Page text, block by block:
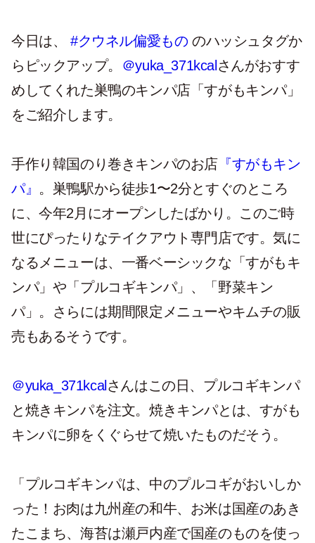
今日は、 #クウネル偏愛もの のハッシュタグか
らピックアップ。 ＠yuka_371kcal さんがおすす
めしてくれた巣鴨のキンパ店「すがもキンパ」
をご紹介します。
手作り韓国のり巻きキンパのお店 『すがもキン
パ』 。巣鴨駅から徒歩1〜2分とすぐのところ
に、今年2月にオープンしたばかり。このご時
世にぴったりなテイクアウト専門店です。気に
なるメニューは、一番ベーシックな「すがもキ
ンパ」や「プルコギキンパ」、「野菜キン
パ」。さらには期間限定メニューやキムチの販
売もあるそうです。
＠yuka_371kcal さんはこの日、プルコギキンパ
と焼きキンパを注文。焼きキンパとは、すがも
キンパに卵をくぐらせて焼いたものだそう。
「プルコギキンパは、中のプルコギがおいしか
った！お肉は九州産の和牛、お米は国産のあき
たこまち、海苔は瀬戸内産で国産のものを使っ